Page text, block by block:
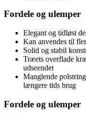
Fordele og ulemper
Elegant og tidløst
Kan anvendes til
Solid og stabil
Træets overflade
udseendet
Manglende
længere tids brug
Fordele og ulemper